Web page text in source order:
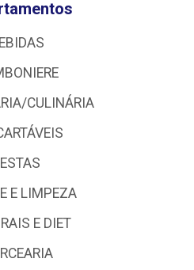
CULINÁRIA
E LIMPEZA
E DIET